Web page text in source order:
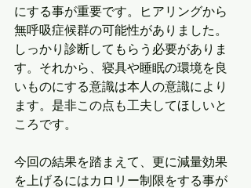
にする事が重要です。ヒアリングから
無呼吸症候群の可能性がありました。
しっかり診断してもらう必要がありま
す。それから、寝具や睡眠の環境を良
いものにする意識は本人の意識により
ます。是非この点も工夫してほしいと
ころです。
今回の結果を踏まえて、更に減量効果
を上げるにはカロリー制限をする事が